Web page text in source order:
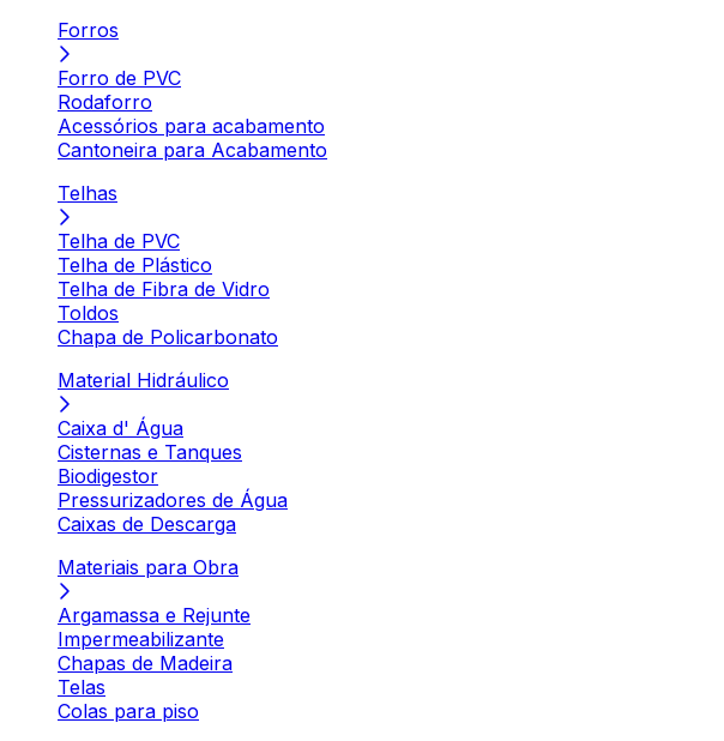
Forros
Forro de PVC
Rodaforro
Acessórios para acabamento
Cantoneira para Acabamento
Telhas
Telha de PVC
Telha de Plástico
Telha de Fibra de Vidro
Toldos
Chapa de Policarbonato
Material Hidráulico
Caixa d' Água
Cisternas e Tanques
Biodigestor
Pressurizadores de Água
Caixas de Descarga
Materiais para Obra
Argamassa e Rejunte
Impermeabilizante
Chapas de Madeira
Telas
Colas para piso